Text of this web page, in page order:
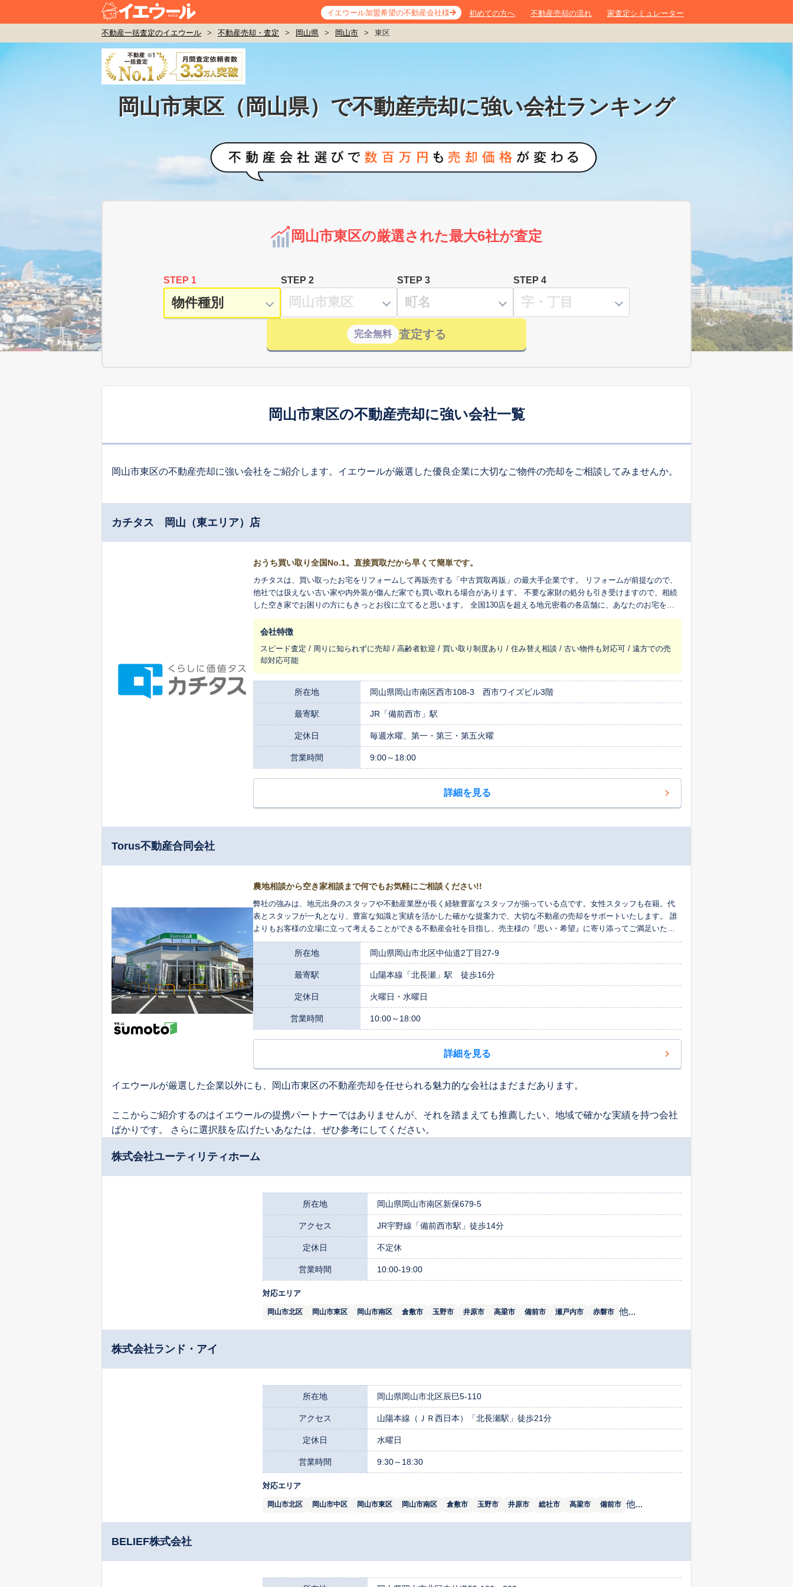
イエウール加盟希望の不動産会社様 初めての方へ 不動産売却の流れ 家査定シミュレーター
不動産一括査定のイエウール > 不動産売却・査定 > 岡山県 > 岡山市 > 東区
岡山市東区（岡山県）で不動産売却に強い会社ランキング
岡山市東区の厳選された最大6社が査定
STEP 1 STEP 2 STEP 3 STEP 4
完全無料 査定する
岡山市東区の不動産売却に強い会社一覧
岡山市東区の不動産売却に強い会社をご紹介します。イエウールが厳選した優良企業に大切なご物件の売却をご相談してみませんか。
カチタス 岡山（東エリア）店
おうち買い取り全国No.1。直接買取だから早くて簡単です。
カチタスは、買い取ったお宅をリフォームして再販売する「中古買取再販」の最大手企業です。 リフォームが前提なので、
他社では扱えない古い家や内外装が傷んだ家でも買い取れる場合があります。 不要な家財の処分も引き受けますので、相続
した空き家でお困りの方にもきっとお役に立てると思います。 全国130店を超える地元密着の各店舗に、あなたのお宅を生
まれ変わらせ、長く住みつなぐお手伝いをさせてください。
会社特徴
スピード査定 / 周りに知られずに売却 / 高齢者歓迎 / 買い取り制度あり / 住み替え相談 / 古い物件も対応可 / 遠方での売
却対応可能
所在地 岡山県岡山市南区西市108-3 西市ワイズビル3階
最寄駅 JR「備前西市」駅
定休日 毎週水曜、第一・第三・第五火曜
営業時間 9:00～18:00
詳細を見る
Torus不動産合同会社
農地相談から空き家相談まで何でもお気軽にご相談ください!!
弊社の強みは、地元出身のスタッフや不動産業歴が長く経験豊富なスタッフが揃っている点です。女性スタッフも在籍。代
表とスタッフが一丸となり、豊富な知識と実績を活かした確かな提案力で、大切な不動産の売却をサポートいたします。 誰
よりもお客様の立場に立って考えることができる不動産会社を目指し、売主様の『思い・希望』に寄り添ってご満足いただ
ける売却実現を追求してまいります。 まずはお気軽にお問い合わせください。
所在地 岡山県岡山市北区中仙道2丁目27-9
最寄駅 山陽本線「北長瀬」駅 徒歩16分
定休日 火曜日・水曜日
営業時間 10:00～18:00
詳細を見る
イエウールが厳選した企業以外にも、岡山市東区の不動産売却を任せられる魅力的な会社はまだまだあります。
ここからご紹介するのはイエウールの提携パートナーではありませんが、それを踏まえても推薦したい、地域で確かな実績を持つ会社
ばかりです。 さらに選択肢を広げたいあなたは、ぜひ参考にしてください。
株式会社ユーティリティホーム
所在地 岡山県岡山市南区新保679-5
アクセス JR宇野線「備前西市駅」徒歩14分
定休日 不定休
営業時間 10:00-19:00
対応エリア
岡山市北区 岡山市東区 岡山市南区 倉敷市 玉野市 井原市 高梁市 備前市 瀬戸内市 赤磐市 他...
株式会社ランド・アイ
所在地 岡山県岡山市北区辰巳5-110
アクセス 山陽本線（ＪＲ西日本）「北長瀬駅」徒歩21分
定休日 水曜日
営業時間 9:30～18:30
対応エリア
岡山市北区 岡山市中区 岡山市東区 岡山市南区 倉敷市 玉野市 井原市 総社市 高梁市 備前市 他...
BELIEF株式会社